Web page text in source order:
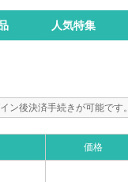
人気特集
ン後決済手続きが可能です
価格